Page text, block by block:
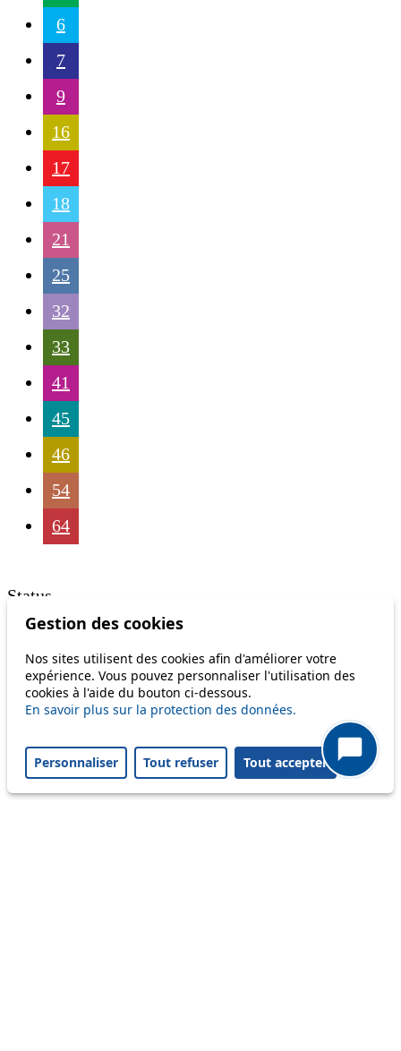
6
7
9
16
17
18
21
25
32
33
41
45
46
54
64
Status
Information
Ongoing disruption
Disruption to come
Only lines affected by disruptions are listed above.
Gestion des cookies
Nos sites utilisent des cookies afin d'améliorer votre
expérience. Vous pouvez personnaliser l'utilisation des
cookies à l'aide du bouton ci-dessous.
En savoir plus sur la protection des données.
Personnaliser Tout refuser Tout accepter